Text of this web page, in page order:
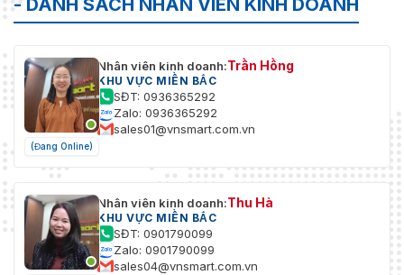
- DANH SÁCH NHÂN VIÊN KINH DOANH
(Đang Online)
Nhân viên kinh doanh:Trần Hồng
KHU VỰC MIỀN BẮC
SĐT: 0936365292
Zalo: 0936365292
sales01@vnsmart.com.vn
Nhân viên kinh doanh:Thu Hà
KHU VỰC MIỀN BẮC
SĐT: 0901790099
Zalo: 0901790099
sales04@vnsmart.com.vn